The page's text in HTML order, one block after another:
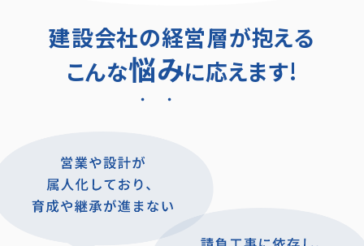
建設会社の経営層が抱える
こんな悩み
・・
に応えます!